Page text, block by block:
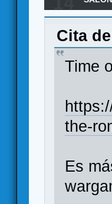
Cita
Time
the-
Es